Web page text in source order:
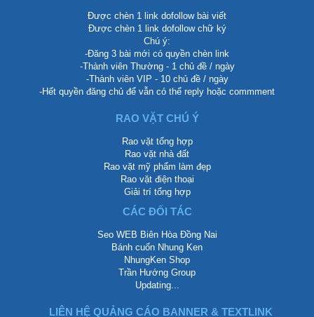
Được chèn 1 link dofollow bài viết
Được chèn 1 link dofollow chữ ký
Chú ý:
-Đăng 3 bài mới có quyền chèn link
-Thành viên Thường - 1 chủ đề / ngày
-Thành viên VIP - 10 chủ đề / ngày
-Hết quyền đăng chủ để vẫn có thể reply hoặc commment
RAO VẶT CHÚ Ý
Rao vặt tổng hợp
Rao vặt nhà đất
Rao vặt mỹ phẩm làm đẹp
Rao vặt điện thoại
Giải trí tổng hợp
CÁC ĐỐI TÁC
Seo WEB Biên Hòa Đồng Nai
Bánh cuốn Nhung Ken
NhungKen Shop
Trần Hướng Group
Updating...
LIÊN HỆ QUẢNG CÁO BANNER & TEXTLINK